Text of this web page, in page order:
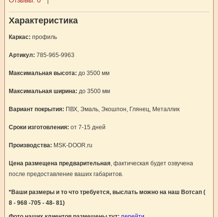
Характеристика
Каркас: профиль
Артикул: 785-965-9963
Максимальная высота: до 3500 мм
Максимальная ширина: до 3500 мм
Вариант покрытия: ПВХ, Эмаль, Экошпон, Глянец, Металлик
Сроки изготовления: от 7-15 дней
Производства: MSK-DOOR.ru
Цена размещена предварительная, фактическая будет озвучена
после предоставление ваших габаритов.
*Ваши размеры и то что требуется, выслать можно на наш Вотсап (
8 - 968 -705 - 48- 81)